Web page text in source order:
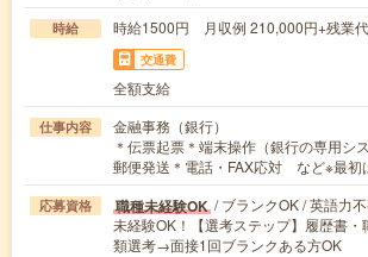
時給 時給1500円 月収例 210,000円+残業代
交通費
全額支給
仕事内容
金融事務（銀行）
＊伝票起票＊端末操作（銀行の専用シ
郵便発送＊電話・FAX応対 など※最
応募資格 職種未経験OK / ブランクOK / 英語力
未経験OK！【選考ステップ】履歴書
類選考→面接1回ブランクある方OK